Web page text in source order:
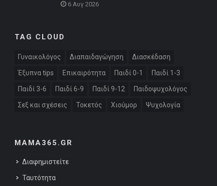
6 Αυγ 2026
TAG CLOUD
Γυναικολόγος Διαπαιδαγώγηση Διασκέδαση
Έξυπνα tips Επικαιρότητα Παιδί 0-1 Παιδί 1-3
Παιδί 3-6 Παιδί 6-9 Παιδί 9-12 Παιδοψυχολόγος
Σεξ και σχέσεις Τοκετός Χιούμορ Ψυχολογία
MAMA365.GR
Διαφημιστείτε
Ταυτότητα